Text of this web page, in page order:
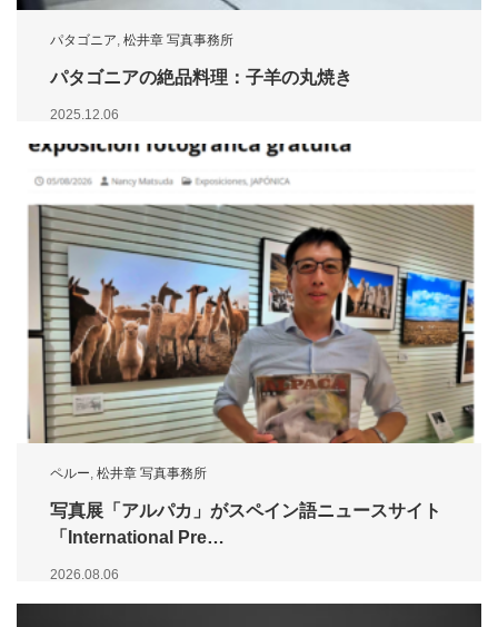
パタゴニア 松井章 写真事務所
パタゴニアの絶品料理：子羊の丸焼き
2025.12.06
ペルー, 松井章 写真事務所
写真展「アルパカ」がスペイン語ニュースサイト
「International Pre…
2026.08.06